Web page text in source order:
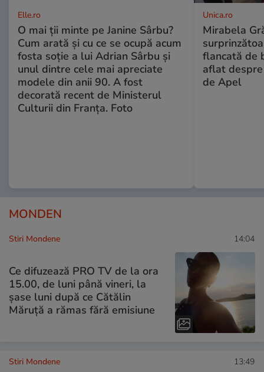
Elle.ro
O mai ții minte pe Janine Sârbu?
Cum arată și cu ce se ocupă acum
fosta soție a lui Adrian Sârbu și
unul dintre cele mai apreciate
modele din anii 90. A fost
decorată recent de Ministerul
Culturii din Franța. Foto
Unica.ro
Mirabela
flancată de
aflat
de Apel
MONDEN
Stiri Mondene 14:04
Ce difuzează PRO TV de la ora
15.00, de luni până vineri, la
șase luni după ce Cătălin
Măruță a rămas fără emisiune
Stiri Mondene 13:49